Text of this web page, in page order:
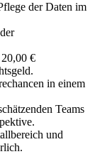
der Daten im
€
in einem
Teams
und